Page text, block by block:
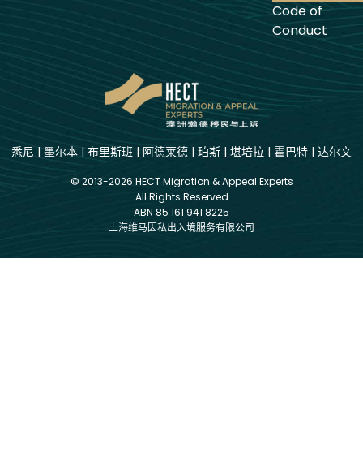
Code of
Conduct
悉尼 | 墨尔本 | 布里斯班 | 阿德莱德 | 珀斯 | 堪培拉 | 霍巴特 | 达尔文
© 2013-2026 HECT Migration & Appeal Experts
All Rights Reserved
ABN 85 161 941 8225
上海维马因私出入境服务有限公司